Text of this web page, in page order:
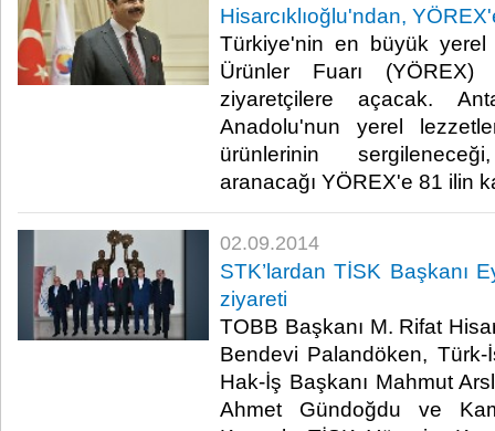
Hisarcıklıoğlu'ndan,
Türkiye'nin en büyük
Ürünler Fuarı (YÖREX)
ziyaretçilere açacak.
Anadolu'nun yerel
ürünlerinin
aranacağı YÖREX'e 81 ilin
02.09.2014
STK’lardan TİSK Başkanı
ziyareti
TOBB Başkanı M. Rifat
Bendevi Palandöken, Türk-
Hak-İş Başkanı Mahmut
Ahmet Gündoğdu ve